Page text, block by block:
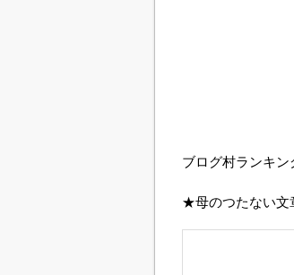
ブログ村ランキン
★母のつたない文